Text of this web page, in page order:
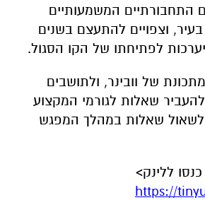
התחבורתיים המשמעותיים
וצפויים להתעצם בשנים
לפתיחתו של הקו הסגול.
של וובינר, ולתושבים
שאלות לגורמי המקצוע
שאלות במהלך המפגש
ללינק>
https://